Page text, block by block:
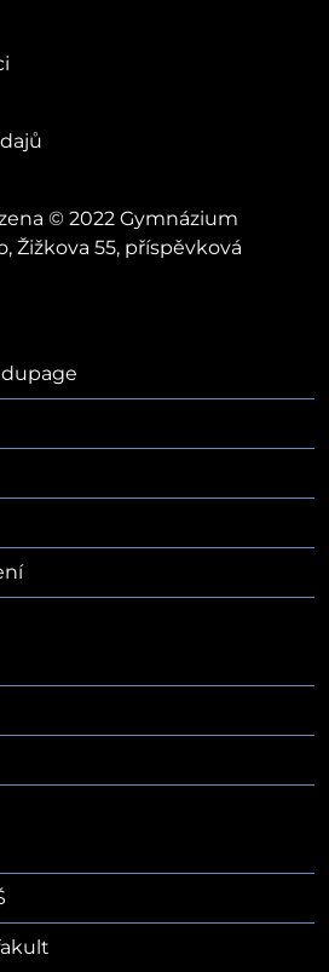
© 2022 Gymnázium
Žižkova 55, příspěvková